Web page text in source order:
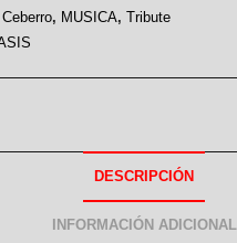
Ceberro, MUSICA,Tribute
DESCRIPCIÓN
INFORMACIÓN ADICIONAL